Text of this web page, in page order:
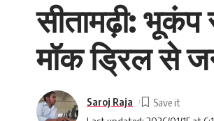
सीतामढ़ी:
मॉक ड्रिल से
Saroj Raja